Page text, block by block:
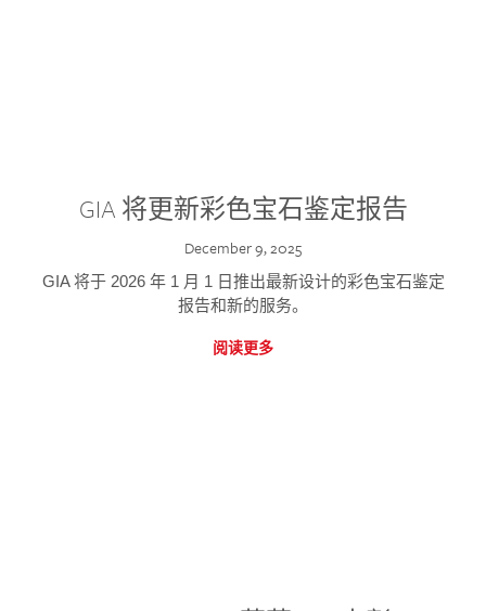
GIA 将更新彩色宝石鉴定报告
December 9, 2025
GIA 将于 2026 年 1 月 1 日推出最新设计的彩色宝石鉴定
报告和新的服务。
阅读更多